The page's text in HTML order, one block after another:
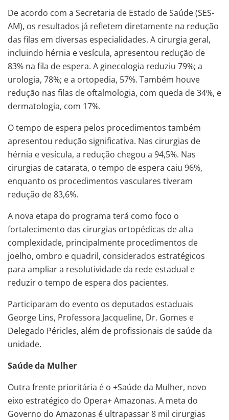
De acordo com a Secretaria de Estado de Saúde (SES-
AM), os resultados já refletem diretamente na redução
das filas em diversas especialidades. A cirurgia geral,
incluindo hérnia e vesícula, apresentou redução de
83% na fila de espera. A ginecologia reduziu 79%; a
urologia, 78%; e a ortopedia, 57%. Também houve
redução nas filas de oftalmologia, com queda de 34%, e
dermatologia, com 17%.
O tempo de espera pelos procedimentos também
apresentou redução significativa. Nas cirurgias de
hérnia e vesícula, a redução chegou a 94,5%. Nas
cirurgias de catarata, o tempo de espera caiu 96%,
enquanto os procedimentos vasculares tiveram
redução de 83,6%.
A nova etapa do programa terá como foco o
fortalecimento das cirurgias ortopédicas de alta
complexidade, principalmente procedimentos de
joelho, ombro e quadril, considerados estratégicos
para ampliar a resolutividade da rede estadual e
reduzir o tempo de espera dos pacientes.
Participaram do evento os deputados estaduais
George Lins, Professora Jacqueline, Dr. Gomes e
Delegado Péricles, além de profissionais de saúde da
unidade.
Saúde da Mulher
Outra frente prioritária é o +Saúde da Mulher, novo
eixo estratégico do Opera+ Amazonas. A meta do
Governo do Amazonas é ultrapassar 8 mil cirurgias